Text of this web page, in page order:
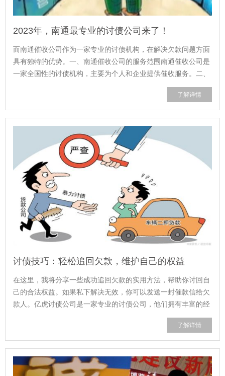
2023年，南通最专业的讨债公司来了！
而南通催收公司作为一家专业的讨债机构，在解决欠款问题方面
具有独特的优势。一、南通催收公司的服务范围南通催收公司是
一家全国性的讨债机构，主要为个人和企业提供催收服务。二、
了解详情
讨债技巧：轻松追回欠款，维护自己的权益
在这里，我将分享一些成功追回欠款的实用方法，帮助你讨回自
己的合法权益。如果私下解决无效，你可以发送一封催款信给欠
款人。亿虎讨债公司是一家专业的讨债公司，他们拥有丰富的经
了解详情